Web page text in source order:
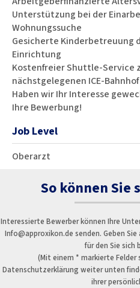
Unterstützung bei der
Wohnungssuche
Gesicherte Kinderbetreuung
Einrichtung
Kostenfreier Shuttle-Service
nächstgelegenen ICE-
Haben wir Ihr Interesse
Ihre Bewerbung!
Job Level
Oberarzt
So können Sie
Interessierte Bewerber können Ihre
Info@approxikon.de senden. Geben
für den Sie sich
(Mit einem * markierte Felder
Datenschutzerklärung weiter unten
ihrer